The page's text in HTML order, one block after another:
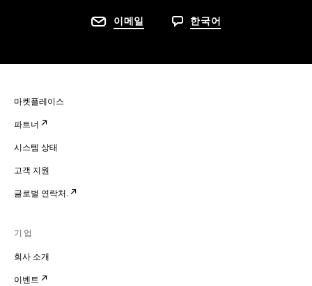
이메일 한국어
마켓플레이스
파트너
시스템 상태
고객 지원
글로벌 연락처.
기업
회사 소개
이벤트